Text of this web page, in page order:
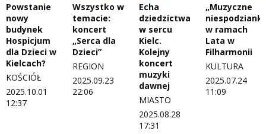
Powstanie
nowy
budynek
Hospicjum
dla Dzieci w
Kielcach?
KOŚCIÓŁ
2025.10.01
12:37
Wszystko w
temacie:
koncert
„Serca dla
Dzieci”
REGION
2025.09.23
22:06
Echa
dziedzictwa
w sercu
Kielc.
Kolejny
koncert
muzyki
dawnej
MIASTO
2025.08.28
17:31
„Muzyczne
w ramach
Lata w
Filharmonii
KULTURA
2025.07.24
11:09